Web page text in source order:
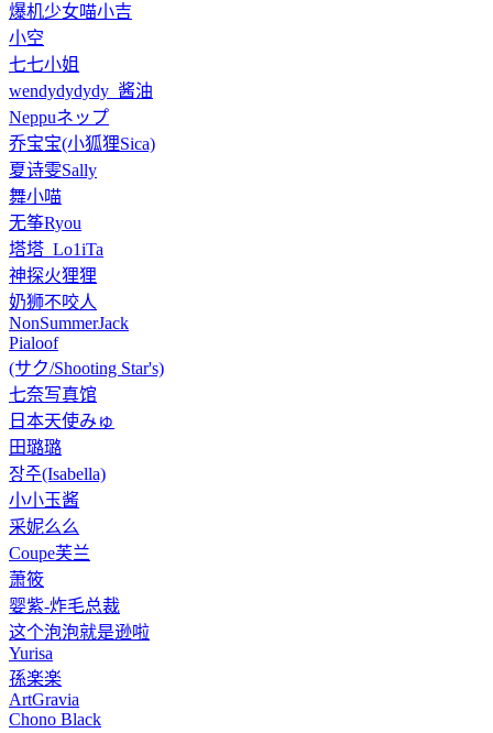
爆机少女喵小吉
小空
七七小姐
wendydydydy_酱油
Neppuネップ
乔宝宝(小狐狸Sica)
夏诗雯Sally
舞小喵
无筝Ryou
塔塔_Lo1iTa
神探火狸狸
奶狮不咬人
NonSummerJack
Pialoof
(サク/Shooting Star's)
七奈写真馆
日本天使みゅ
田璐璐
장주(Isabella)
小小玉酱
采妮么么
Coupe芙兰
萧筱
婴紫-炸毛总裁
这个泡泡就是逊啦
Yurisa
孫楽楽
ArtGravia
Chono Black